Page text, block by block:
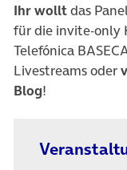
Ihr wolltdas
für die invite-only
Telefónica
Livestreams oder
Blog!